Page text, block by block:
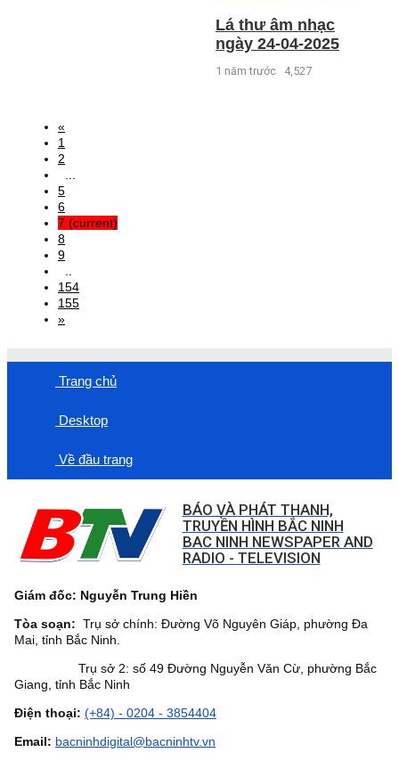
Lá thư âm nhạc
ngày 24-04-2025
1 năm trước 4,527
«
1
2
5
6
7 (current)
8
9
154
155
»
Trang chủ
Desktop
Về đầu trang
BÁO VÀ PHÁT THANH,
TRUYỀN HÌNH BẮC NINH
BAC NINH NEWSPAPER AND
RADIO - TELEVISION
Giám đốc: Nguyễn Trung Hiền
Tòa soạn: Trụ sở chính: Đường Võ Nguyên Giáp, phường Đa
Mai, tỉnh Bắc Ninh.
Trụ sở 2: số 49 Đường Nguyễn Văn Cừ, phường Bắc
Giang, tỉnh Bắc Ninh
Điện thoại: (+84) - 0204 - 3854404
Email: bacninhdigital@bacninhtv.vn